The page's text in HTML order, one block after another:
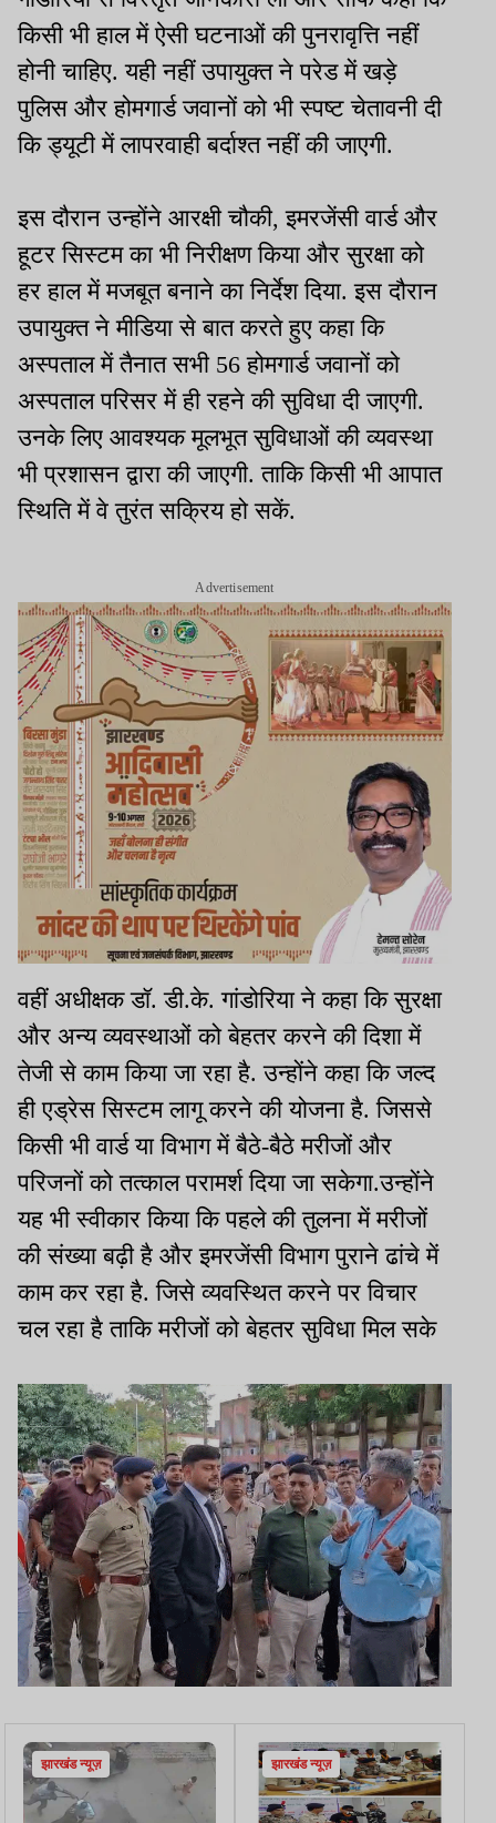
किसी भी हाल में ऐसी घटनाओं की पुनरावृत्ति नहीं
होनी चाहिए. यही नहीं उपायुक्त ने परेड में खड़े
पुलिस और होमगार्ड जवानों को भी स्पष्ट चेतावनी दी
कि ड्यूटी में लापरवाही बर्दाश्त नहीं की जाएगी.
इस दौरान उन्होंने आरक्षी चौकी, इमरजेंसी वार्ड और
हूटर सिस्टम का भी निरीक्षण किया और सुरक्षा को
हर हाल में मजबूत बनाने का निर्देश दिया. इस दौरान
उपायुक्त ने मीडिया से बात करते हुए कहा कि
अस्पताल में तैनात सभी 56 होमगार्ड जवानों को
अस्पताल परिसर में ही रहने की सुविधा दी जाएगी.
उनके लिए आवश्यक मूलभूत सुविधाओं की व्यवस्था
भी प्रशासन द्वारा की जाएगी. ताकि किसी भी आपात
स्थिति में वे तुरंत सक्रिय हो सकें.
Advertisement
वहीं अधीक्षक डॉ. डी.के. गांडोरिया ने कहा कि सुरक्षा
और अन्य व्यवस्थाओं को बेहतर करने की दिशा में
तेजी से काम किया जा रहा है. उन्होंने कहा कि जल्द
ही एड्रेस सिस्टम लागू करने की योजना है. जिससे
किसी भी वार्ड या विभाग में बैठे-बैठे मरीजों और
परिजनों को तत्काल परामर्श दिया जा सकेगा.उन्होंने
यह भी स्वीकार किया कि पहले की तुलना में मरीजों
की संख्या बढ़ी है और इमरजेंसी विभाग पुराने ढांचे में
काम कर रहा है. जिसे व्यवस्थित करने पर विचार
चल रहा है ताकि मरीजों को बेहतर सुविधा मिल सके
झारखंड न्यूज़ झारखंड न्यूज़